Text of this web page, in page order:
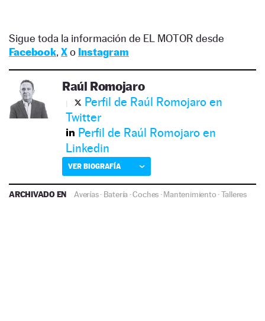
Sigue toda la información de EL MOTOR desde
Facebook, Xo Instagram
Raúl Romojaro
Perfil de Raúl Romojaro en
Twitter
Perfil de Raúl Romojaro en
Linkedin
VER BIOGRAFÍA
ARCHIVADO EN Averías· Batería ·Coches ·Mantenimiento ·Talleres